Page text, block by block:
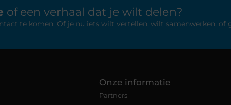
of een verhaal dat je wilt delen?
te komen. Of je nu iets wilt vertellen, wilt samenwerken,
Onze informatie
Partners